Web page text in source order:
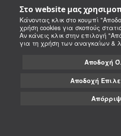
Στο website μας
Κάνοντας κλικ στο κουμπί
χρήση cookies για σκοπούς
Αν κάνεις κλικ στην επιλογή
για τη χρήση των αναγκαίων &
Αποδοχή
Αποδοχή